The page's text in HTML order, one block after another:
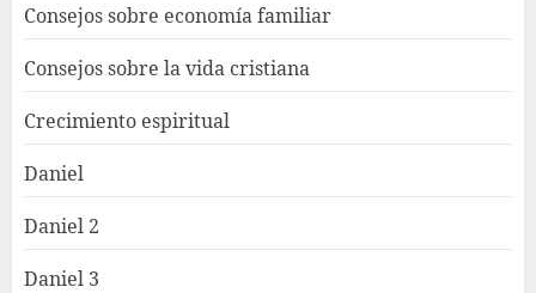
Consejos sobre economía familiar
Consejos sobre la vida cristiana
Crecimiento espiritual
Daniel
Daniel 2
Daniel 3